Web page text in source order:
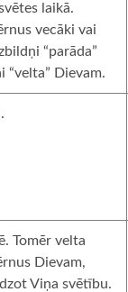
laikā.
vecāki vai
“parāda”
“velta” Dievam.
Tomēr velta
Dievam,
Viņa svētību.